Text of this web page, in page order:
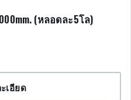
(หลอดละ5โล)
เอียด